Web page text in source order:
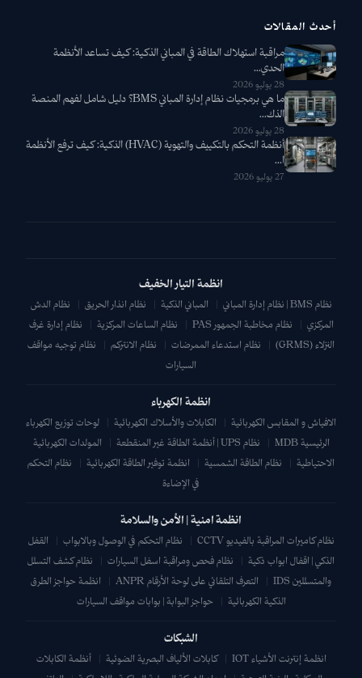
أحدث المقالات
مراقبة استهلاك الطاقة في المباني الذكية: كيف تساعد الأنظمة
الحدي...
28 يوليو 2026
ما هي برمجيات نظام إدارة المباني BMS؟ دليل شامل لفهم المنصة
الذك...
28 يوليو 2026
أنظمة التحكم بالتكييف والتهوية (HVAC) الذكية: كيف ترفع الأنظمة
ا...
27 يوليو 2026
انظمة التيار الخفيف
نظام BMS | نظام إدارة المباني | المباني الذكية | نظام انذار الحريق |
نظام الدش
المركزي | نظام مخاطبة الجمهور PAS | نظام الساعات المركزية |
نظام إدارة غرف
النزلاء (GRMS)
| نظام استدعاء الممرضات | نظام الانتركم |
نظام توجيه مواقف
السيارات
انظمة الكهرباء
الافياش و المقابس الكهربائية | الكابلات والأسلاك الكهربائية |
لوحات توزيع الكهرباء
الرئيسية MDB
| نظام UPS | أنظمة الطاقة غير المنقطعة |
المولدات الكهربائية
الاحتياطية | نظام الطاقة الشمسية | انظمة توفير الطاقة الكهربائية |
نظام التحكم
في الإضاءة
انظمة امنية | الأمن والسلامة
نظام كاميرات المراقبة بالفيديو CCTV | نظام التحكم في الوصول وبالابواب |
القفل
الذكي | اقفال ابواب ذكية | نظام فحص ومراقبة اسفل السيارات |
نظام كشف التسلل
والمتسللين IDS
| التعرف التلقائي على لوحة الأرقام ANPR |
انظمة حواجز الطرق
الذكية الكهربائية | حواجز البوابة | بوابات مواقف السيارات
الشبكات
انظمة إنترنت الأشياء IOT | كابلات الألياف البصرية الضوئية |
أنظمة الكابلات